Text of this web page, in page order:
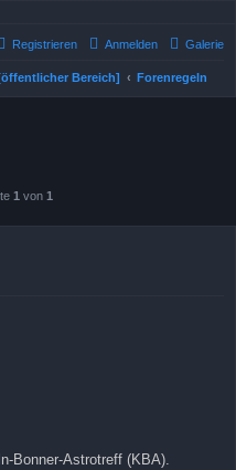
Galerie
Anmelden
Registrieren
Bereich] Forenregeln
1 von 1
Bonner-Astrotreff (KBA).